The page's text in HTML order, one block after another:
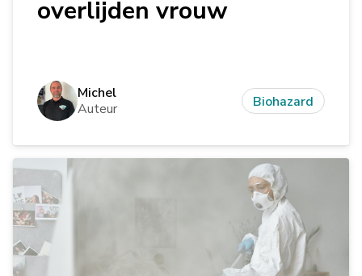
overlijden vrouw
Michel
Auteur
Biohazard